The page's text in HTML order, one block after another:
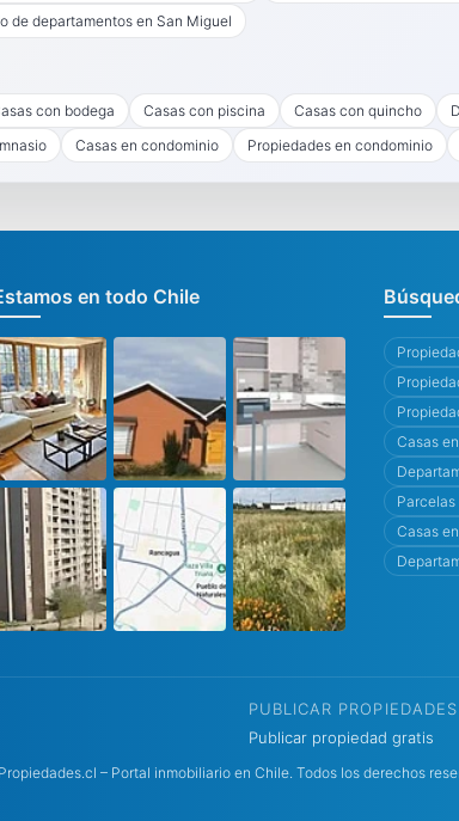
de departamentos en San Miguel
con bodega Casas con piscina Casas con quincho
Casas en condominio Propiedades en condominio
en todo Chile
Casas
Casas
PUBLICAR PROPIEDADES
Publicar propiedad gratis
– Portal inmobiliario en Chile. Todos los derechos